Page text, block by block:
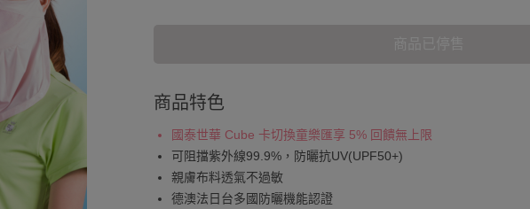
商品特色
國泰世華 Cube 卡切換童樂匯享 5% 回饋無上限
可阻擋紫外線99.9%，防曬抗UV(UPF50+)
親膚布料透氣不過敏
德澳法日台多國防曬機能認證